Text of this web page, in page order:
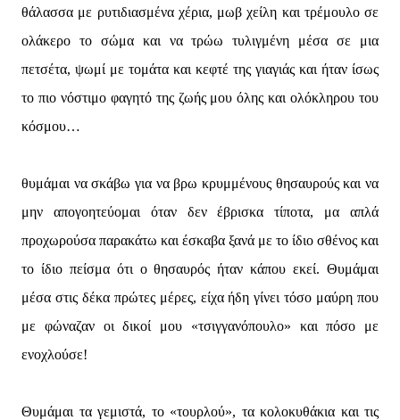
θάλασσα με ρυτιδιασμένα χέρια, μωβ χείλη και τρέμουλο σε
ολάκερο το σώμα και να τρώω τυλιγμένη μέσα σε μια
πετσέτα, ψωμί με τομάτα και κεφτέ της γιαγιάς και ήταν ίσως
το πιο νόστιμο φαγητό της ζωής μου όλης και ολόκληρου του
κόσμου…
θυμάμαι να σκάβω για να βρω κρυμμένους θησαυρούς και να
μην απογοητεύομαι όταν δεν έβρισκα τίποτα, μα απλά
προχωρούσα παρακάτω και έσκαβα ξανά με το ίδιο σθένος και
το ίδιο πείσμα ότι ο θησαυρός ήταν κάπου εκεί. Θυμάμαι
μέσα στις δέκα πρώτες μέρες, είχα ήδη γίνει τόσο μαύρη που
με φώναζαν οι δικοί μου «τσιγγανόπουλο» και πόσο με
ενοχλούσε!
Θυμάμαι τα γεμιστά, το «τουρλού», τα κολοκυθάκια και τις